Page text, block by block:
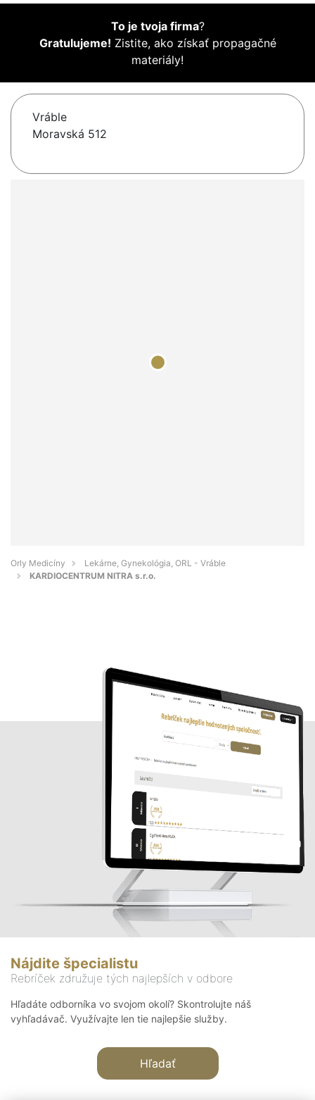
To je tvoja firma?
Gratulujeme! Zistite, ako získať propagačné
materiály!
Vráble
Moravská 512
Orly Medicíny
Lekárne, Gynekológia, ORL - Vráble
KARDIOCENTRUM NITRA s.r.o.
Nájdite špecialistu
Rebríček združuje tých najlepších v odbore
Hľadáte odborníka vo svojom okolí? Skontrolujte náš
vyhľadávač. Využívajte len tie najlepšie služby.
Hľadať